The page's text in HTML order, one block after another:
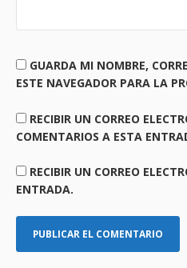
GUARDA MI NOMBRE,
ESTE NAVEGADOR PARA LA
RECIBIR UN CORREO
COMENTARIOS A ESTA
RECIBIR UN CORREO
ENTRADA.